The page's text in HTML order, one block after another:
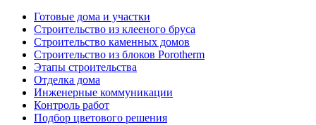
Готовые дома и участки
Строительство из клееного бруса
Строительство каменных домов
Строительство из блоков Porotherm
Этапы строительства
Отделка дома
Инженерные коммуникации
Контроль работ
Подбор цветового решения